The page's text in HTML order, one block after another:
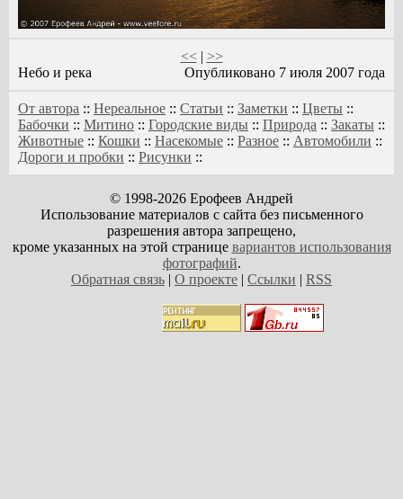
<<| >>
Небо и река
Опубликовано 7 июля 2007 года
От автора :: Нереальное :: Статьи :: Заметки :: Цветы ::
Бабочки :: Митино :: Городские виды :: Природа :: Закаты ::
Животные :: Кошки :: Насекомые :: Разное :: Автомобили ::
Дороги и пробки :: Рисунки ::
© 1998-2026 Ерофеев Андрей
Использование материалов с сайта без письменного
разрешения автора запрещено,
кроме указанных на этой странице вариантов использования
фотографий.
Обратная связь | О проекте | Ссылки | RSS